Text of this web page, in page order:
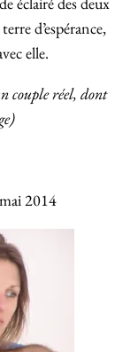
d’espérance,
elle.
couple réel, dont
2014